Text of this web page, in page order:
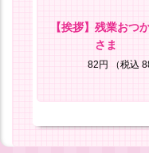
【挨拶】残業おつ
さま
82円 （税込